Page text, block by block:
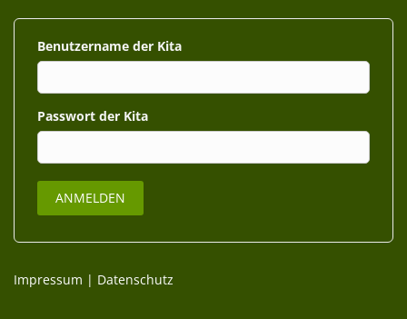
Benutzername
Passwort
Impressum | Datenschutz